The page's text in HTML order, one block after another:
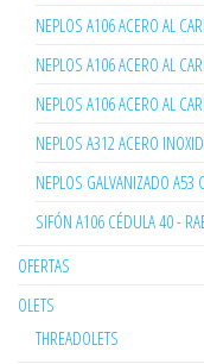
NEPLOS A106 ACERO AL
NEPLOS A106 ACERO AL
NEPLOS A106 ACERO AL
NEPLOS A312 ACERO
NEPLOS GALVANIZADO A53
SIFÓN A106 CÉDULA 40 -
OFERTAS
OLETS
THREADOLETS